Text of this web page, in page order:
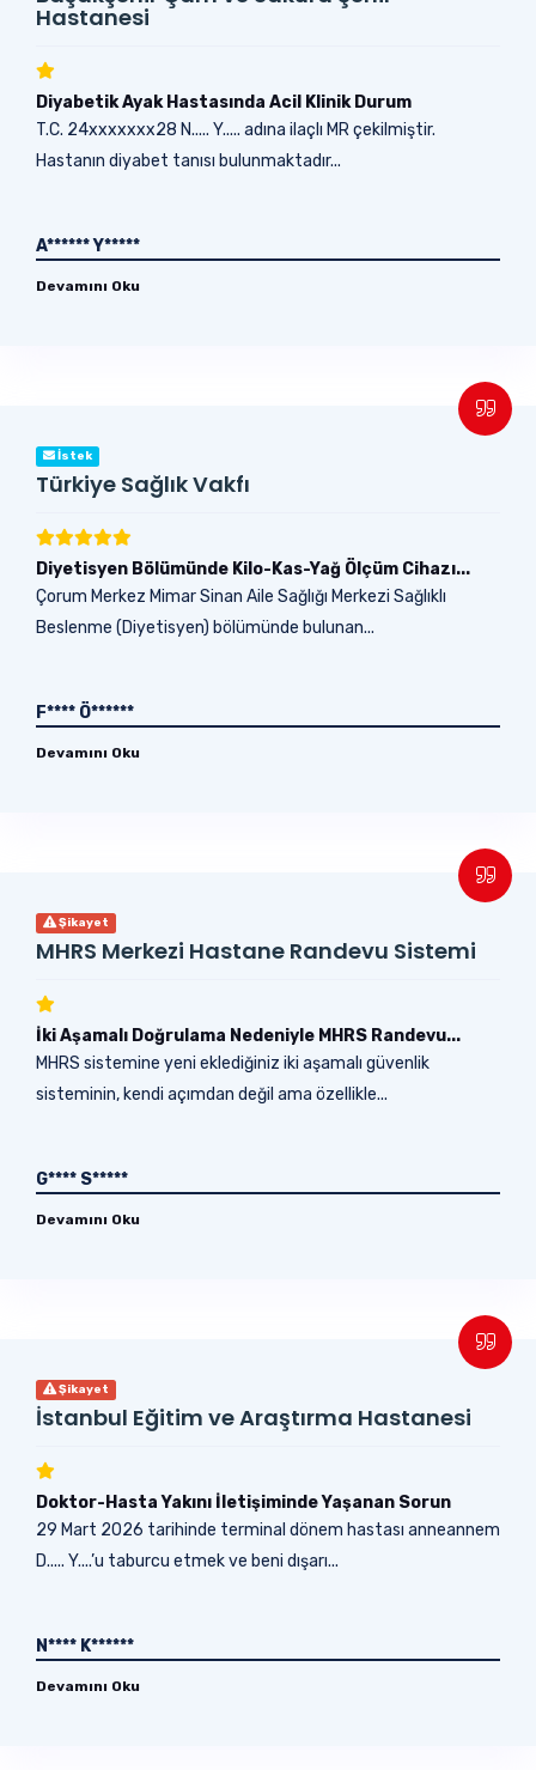
Hastanesi
Diyabetik Ayak Hastasında Acil Klinik Durum
T.C. 24xxxxxxx28 N..... Y..... adına ilaçlı MR çekilmiştir.
Hastanın diyabet tanısı bulunmaktadır...
A****** Y*****
Devamını Oku
İstek
Türkiye Sağlık Vakfı
Diyetisyen Bölümünde Kilo-Kas-Yağ Ölçüm Cihazı...
Çorum Merkez Mimar Sinan Aile Sağlığı Merkezi Sağlıklı
Beslenme (Diyetisyen) bölümünde bulunan...
F**** Ö******
Devamını Oku
Şikayet
MHRS Merkezi Hastane Randevu Sistemi
İki Aşamalı Doğrulama Nedeniyle MHRS Randevu...
MHRS sistemine yeni eklediğiniz iki aşamalı güvenlik
sisteminin, kendi açımdan değil ama özellikle...
G**** S*****
Devamını Oku
Şikayet
İstanbul Eğitim ve Araştırma Hastanesi
Doktor-Hasta Yakını İletişiminde Yaşanan Sorun
29 Mart 2026 tarihinde terminal dönem hastası anneannem
D..... Y....’u taburcu etmek ve beni dışarı...
N**** K******
Devamını Oku